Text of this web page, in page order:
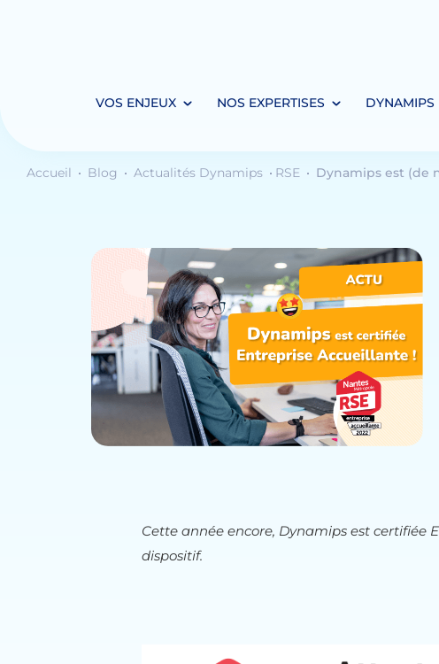
VOS ENJEUX NOS EXPERTISES DYNAMIPS
Accueil Blog Actualités Dynamips RSE Dynamips est (de
Cette année encore, Dynamips est certifiée
dispositif.